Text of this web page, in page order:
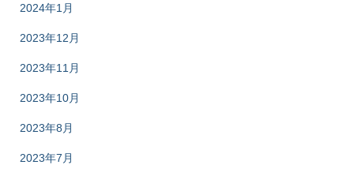
2024年1月
2023年12月
2023年11月
2023年10月
2023年8月
2023年7月